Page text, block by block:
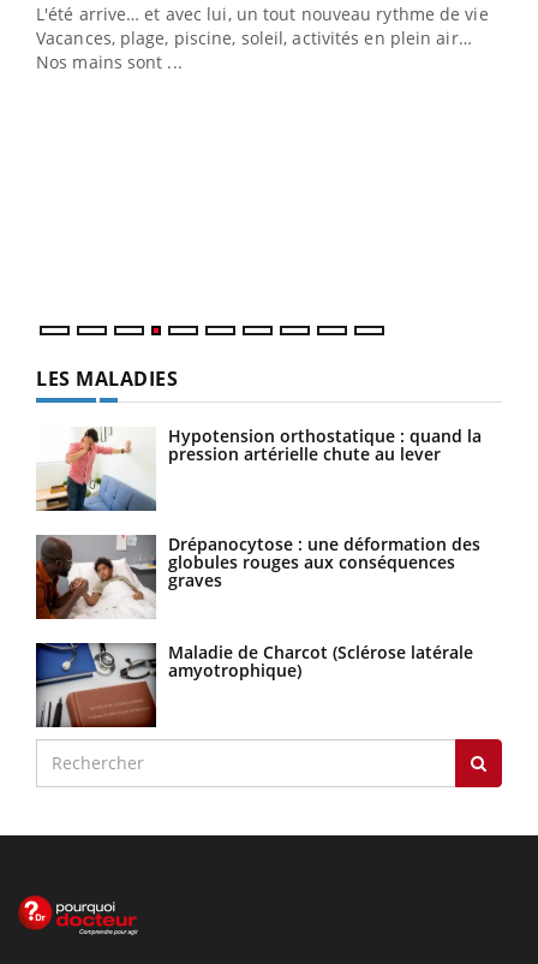
L'été arrive… et avec lui, un tout nouveau rythme de vie !
Vacances, plage, piscine, soleil, activités en plein air…
Nos mains sont ...
LES MALADIES
Hypotension orthostatique : quand la
pression artérielle chute au lever
Drépanocytose : une déformation des
globules rouges aux conséquences
graves
Maladie de Charcot (Sclérose latérale
amyotrophique)